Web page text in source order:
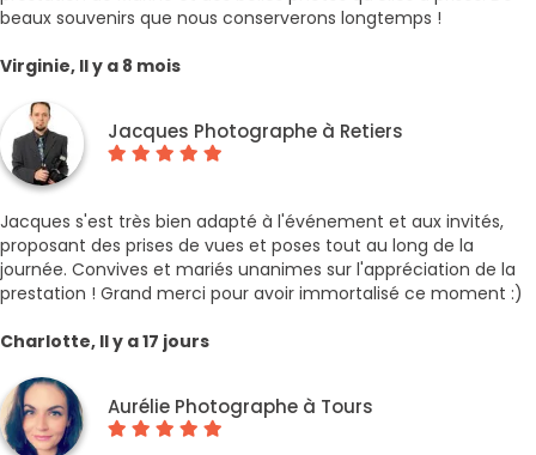
beaux souvenirs que nous conserverons longtemps !
Virginie, Il y a 8 mois
Jacques Photographe à Retiers
Jacques s'est très bien adapté à l'événement et aux invités,
proposant des prises de vues et poses tout au long de la
journée. Convives et mariés unanimes sur l'appréciation de la
prestation ! Grand merci pour avoir immortalisé ce moment :)
Charlotte, Il y a 17 jours
Aurélie Photographe à Tours